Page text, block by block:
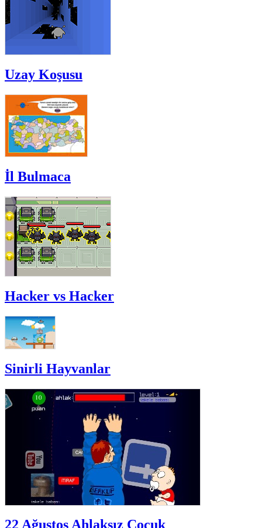
Uzay Koşusu
İl Bulmaca
Hacker vs Hacker
Sinirli Hayvanlar
22 Ağustos Ahlaksız Çocuk